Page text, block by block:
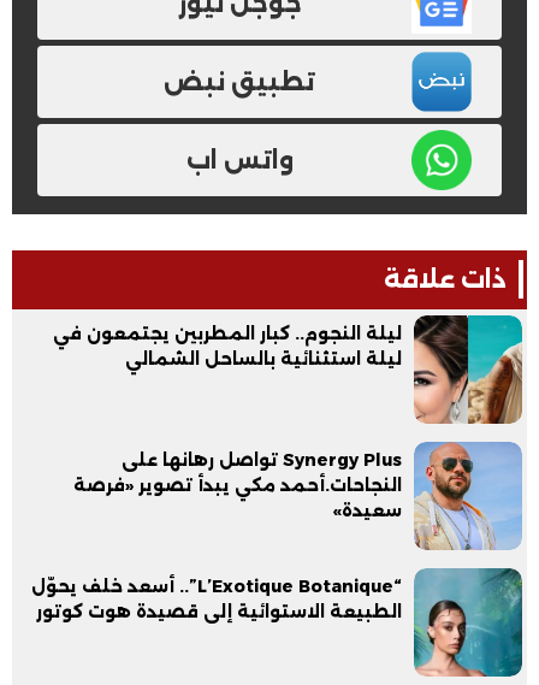
تطبيق نبض
واتس اب
ذات علاقة
ليلة النجوم.. كبار المطربين يجتمعون في
ليلة استثنائية بالساحل الشمالي
Synergy Plus تواصل رهانها على
النجاحات.أحمد مكي يبدأ تصوير «فرصة
سعيدة»
“L’Exotique Botanique”.. أسعد خلف يحوّل
الطبيعة الاستوائية إلى قصيدة هوت كوتور